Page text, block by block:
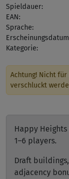
Spieldauer:
EAN:
Sprache:
Kategorie:
Achtung! Nicht
verschluckt
Happy
1–6 players.
Draft
adjacency